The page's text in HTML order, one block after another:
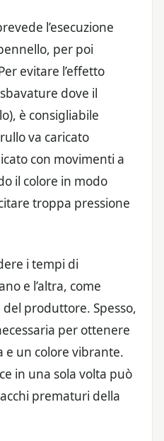
l’esecuzione
per poi
evitare l’effetto
dove il
è consigliabile
va caricato
con movimenti a
il colore in modo
troppa pressione
i tempi di
e l’altra, come
produttore. Spesso,
per ottenere
un colore vibrante.
in una sola volta può
prematuri della